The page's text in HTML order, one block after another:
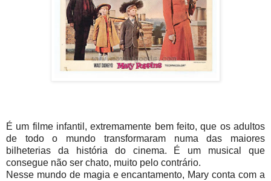
É um filme infantil, extremamente bem feito, que os adultos
de todo o mundo transformaram numa das maiores
bilheterias da história do cinema. É um musical que
consegue não ser chato, muito pelo contrário.
Nesse mundo de magia e encantamento, Mary conta com a